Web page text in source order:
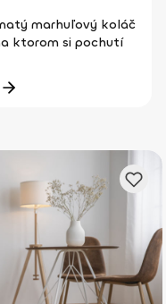
marhuľový koláč
ktorom si pochutí